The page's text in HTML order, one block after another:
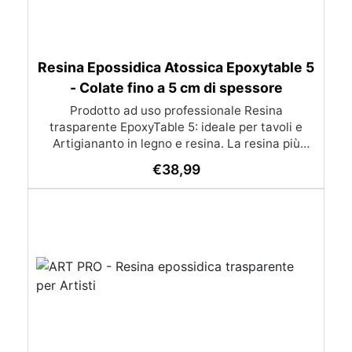
Resina Epossidica Atossica Epoxytable 5
- Colate fino a 5 cm di spessore
Prodotto ad uso professionale Resina
trasparente EpoxyTable 5: ideale per tavoli e
Artigiananto in legno e resina. La resina più
perfetta per colate di alto spessore fino a 5 cm.
Applicazioni Principali: Realizzazione di tavoli in
monete, pietre, ecc) Colate riempitive in
spessore dentro stampi e cassaforme
Caratteristiche principali: ✅ Bassissima
€38,99